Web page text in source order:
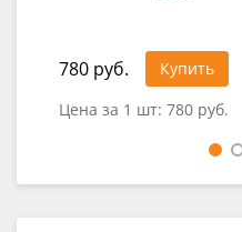
780 руб.
Купить
Цена за 1 шт: 780 руб.